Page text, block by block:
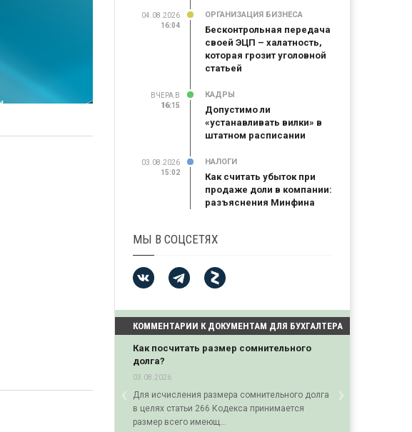
04.08.2026
16:04
ОРГАНИЗАЦИЯ БИЗНЕСА
Бесконтрольная передача
своей ЭЦП – халатность,
которая грозит уголовной
статьей
ВЧЕРА В
16:15
16:15
КАДРЫ
Допустимо ли
«устанавливать вилки» в
штатном расписании
03.08.2026
15:02
НАЛОГИ
Как считать убыток при
продаже доли в компании:
разъяснения Минфина
МЫ В СОЦСЕТЯХ
КОММЕНТАРИИ К ДОКУМЕНТАМ ДЛЯ БУХГАЛТЕРА
Как посчитать размер сомнительного
долга?
03.08.2026
Для исчисления размера сомнительного долга
в целях статьи 266 Кодекса принимается
размер всего имеющ...
‹Previous ›Next